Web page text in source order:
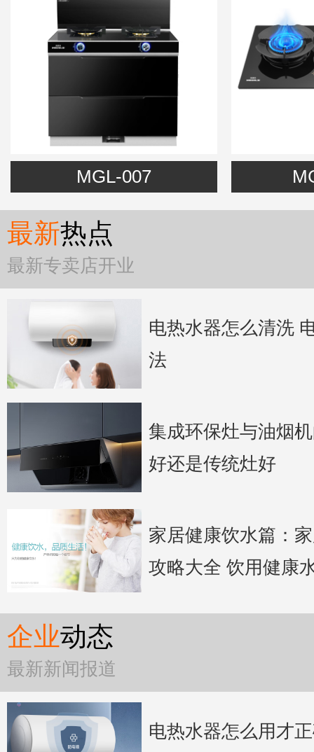
MGL-007
最新热点
最新专卖店开业
电热水器怎么清洗
法
集成环保灶与油烟
好还是传统灶好
家居健康饮水篇：
攻略大全 饮用健康
企业动态
最新新闻报道
电热水器怎么用才